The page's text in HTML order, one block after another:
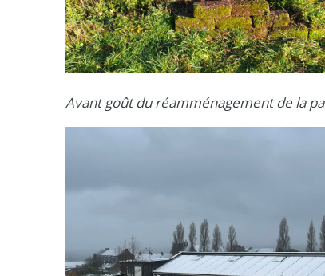
Avant goût du réamménagement de la